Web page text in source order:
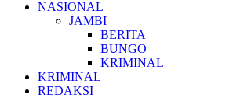
NASIONAL
JAMBI
BERITA
BUNGO
KRIMINAL
KRIMINAL
REDAKSI